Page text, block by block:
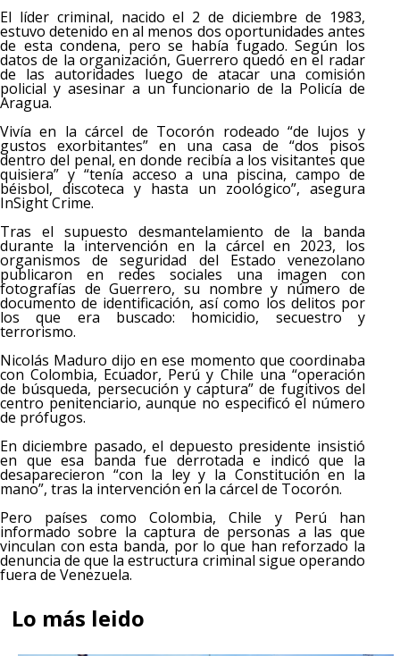
El líder criminal, nacido el 2 de diciembre de 1983,
estuvo detenido en al menos dos oportunidades antes
de esta condena, pero se había fugado. Según los
datos de la organización, Guerrero quedó en el radar
de las autoridades luego de atacar una comisión
policial y asesinar a un funcionario de la Policía de
Aragua.
Vivía en la cárcel de Tocorón rodeado “de lujos y
gustos exorbitantes” en una casa de “dos pisos
dentro del penal, en donde recibía a los visitantes que
quisiera” y “tenía acceso a una piscina, campo de
béisbol, discoteca y hasta un zoológico”, asegura
InSight Crime.
Tras el supuesto desmantelamiento de la banda
durante la intervención en la cárcel en 2023, los
organismos de seguridad del Estado venezolano
publicaron en redes sociales una imagen con
fotografías de Guerrero, su nombre y número de
documento de identificación, así como los delitos por
los que era buscado: homicidio, secuestro y
terrorismo.
Nicolás Maduro dijo en ese momento que coordinaba
con Colombia, Ecuador, Perú y Chile una “operación
de búsqueda, persecución y captura” de fugitivos del
centro penitenciario, aunque no especificó el número
de prófugos.
En diciembre pasado, el depuesto presidente insistió
en que esa banda fue derrotada e indicó que la
desaparecieron “con la ley y la Constitución en la
mano”, tras la intervención en la cárcel de Tocorón.
Pero países como Colombia, Chile y Perú han
informado sobre la captura de personas a las que
vinculan con esta banda, por lo que han reforzado la
denuncia de que la estructura criminal sigue operando
fuera de Venezuela.
Lo más leido